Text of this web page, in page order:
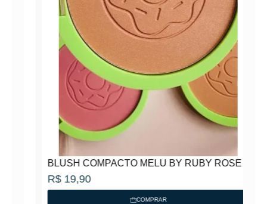
BLUSH COMPACTO MELU BY RUBY ROSE
19,90
COMPRAR